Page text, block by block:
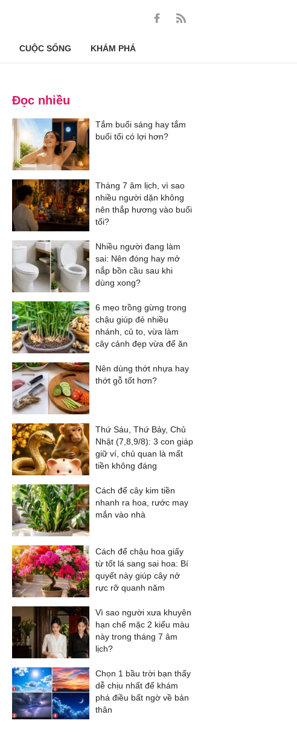
CUỘC SỐNG KHÁM PHÁ
Đọc nhiều
Tắm buổi sáng hay tắm
buổi tối có lợi hơn?
Tháng 7 âm lịch, vì sao
nhiều người dặn không
nên thắp hương vào buổi
tối?
Nhiều người đang làm
sai: Nên đóng hay mở
nắp bồn cầu sau khi
dùng xong?
6 mẹo trồng gừng trong
chậu giúp đẻ nhiều
nhánh, củ to, vừa làm
cây cảnh đẹp vừa để ăn
Nên dùng thớt nhựa hay
thớt gỗ tốt hơn?
Thứ Sáu, Thứ Bảy, Chủ
Nhật (7,8,9/8): 3 con giáp
giữ ví, chủ quan là mất
tiền không đáng
Cách để cây kim tiền
nhanh ra hoa, rước may
mắn vào nhà
Cách để chậu hoa giấy
từ tốt lá sang sai hoa: Bí
quyết này giúp cây nở
rực rỡ quanh năm
Vì sao người xưa khuyên
hạn chế mặc 2 kiểu màu
này trong tháng 7 âm
lịch?
Chọn 1 bầu trời bạn thấy
dễ chịu nhất để khám
phá điều bất ngờ về bản
thân